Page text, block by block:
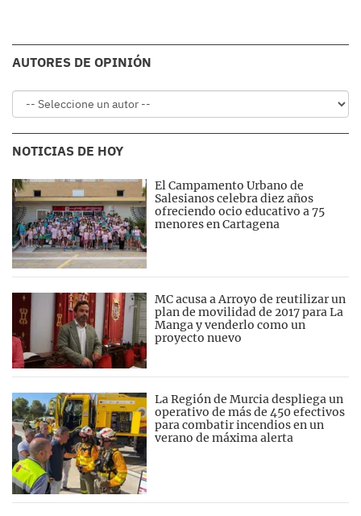
AUTORES DE OPINIÓN
NOTICIAS DE HOY
El Campamento Urbano de
Salesianos celebra diez años
ofreciendo ocio educativo a 75
menores en Cartagena
MC acusa a Arroyo de reutilizar un
plan de movilidad de 2017 para La
Manga y venderlo como un
proyecto nuevo
La Región de Murcia despliega un
operativo de más de 450 efectivos
para combatir incendios en un
verano de máxima alerta